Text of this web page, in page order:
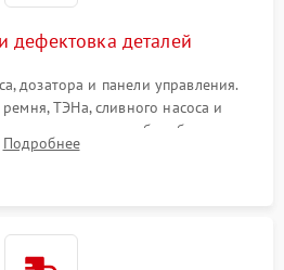
дефектовка деталей
дозатора и панели управления.
ТЭНа, сливного насоса и
подшипников барабана и
а манжеты люка на разрывы.
Подробнее